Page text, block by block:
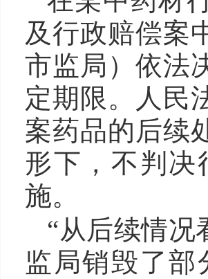
及行政赔偿案
市监局）依法
定期限。人民
案药品的后续
形下，不判决
施。
“从后续情
监局销毁了